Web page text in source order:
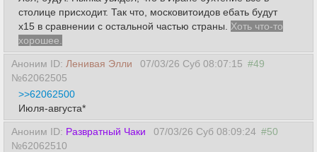
столице присходит. Так что, московитоидов ебать будут
х15 в сравнении с остальной частью страны. Хоть что-то
хорошее.
Аноним ID: Ленивая Элли 07/03/26 Суб 08:07:15 #49
№62062505
>>62062500
Июля-августа*
Аноним ID: Развратный Чаки 07/03/26 Суб 08:09:24 #50
№62062510